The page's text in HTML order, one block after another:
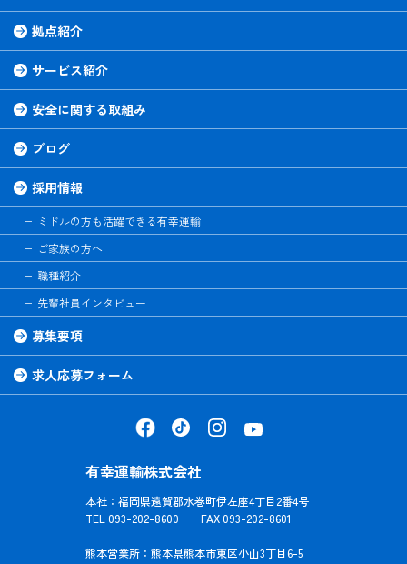
拠点紹介
サービス紹介
安全に関する取組み
ブログ
採用情報
ミドルの方も活躍できる有幸運輸
ご家族の方へ
職種紹介
先輩社員インタビュー
募集要項
求人応募フォーム
有幸運輸株式会社
本社：福岡県遠賀郡水巻町伊左座4丁目2番4号
TEL 093-202-8600 FAX 093-202-8601
熊本営業所：熊本県熊本市東区小山3丁目6-5